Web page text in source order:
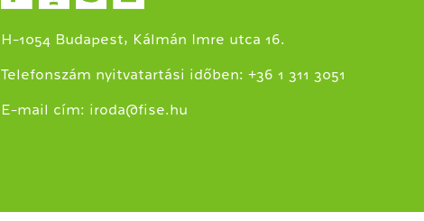
H-1054 Budapest, Kálmán Imre utca 16.
Telefonszám nyitvatartási időben: +36 1 311 3051
E-mail cím: iroda@fise.hu